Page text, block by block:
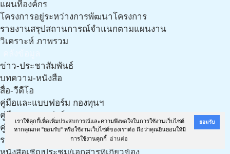
เราใช้คุกกี้เพื่อเพิ่มประสบการณ์และความพึงพอใจในการใช้งานเว็บไซต์
หากคุณกด "ยอมรับ" หรือใช้งานเว็บไซต์ของเราต่อ ถือว่าคุณยินยอมให้มี
การใช้งานคุกกี้
อ่านต่อ
ยอมรับ
แผนที่องค์กร
โครงการอยู่ระหว่างการพัฒนาโครงการ
รายงานสรุปสถานการณ์จำแนกตามแผนงาน
วิเคราะห์ ภาพรวม
ข่าว-ประชาสัมพันธ์
บทความ-หนังสือ
สื่อ-วีดีโอ
คู่มือและแบบฟอร์ม กองทุนฯ
คู่มือและแบบฟอร์ม กองทุนฯ (งาน LTC)
คู่มือ เอกสารฯ และแนวทางการทำแผนฯ จากทีมวิชาการ
รวมเอกสารเกี่ยวกับประกาศ ฉบับใหม่ ปี 61
หนังสือเชิญประชุม/เอกสารที่เกี่ยวข้อง